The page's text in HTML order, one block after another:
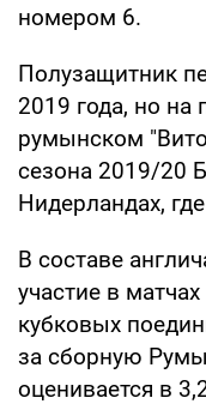
номером 6.
Полузащитник
2019 года, но на
румынском
сезона 2019/20
Нидерландах,
В составе
участие в
кубковых
за сборную
оценивается в